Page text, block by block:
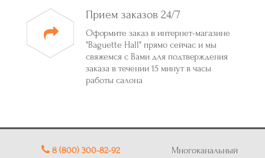
Прием заказов 24/7
Оформите заказ в интернет-магазине
"Baguette Hall" прямо сейчас и мы
свяжемся с Вами для подтверждения
заказа в течении 15 минут в часы
работы салона
8 (800) 300-82-92 Многоканальный